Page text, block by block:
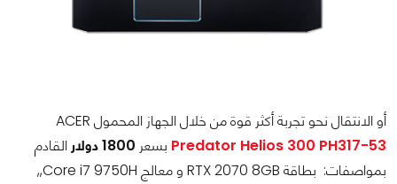
أو الانتقال نحو تجربة أكثر قوة من خلال الجهاز المحمول ACER
Predator Helios 300 PH317-53 بسعر 1800 دولار
القادم
بمواصفات: بطاقة RTX 2070 8GB و معالج Core i7 9750H,,